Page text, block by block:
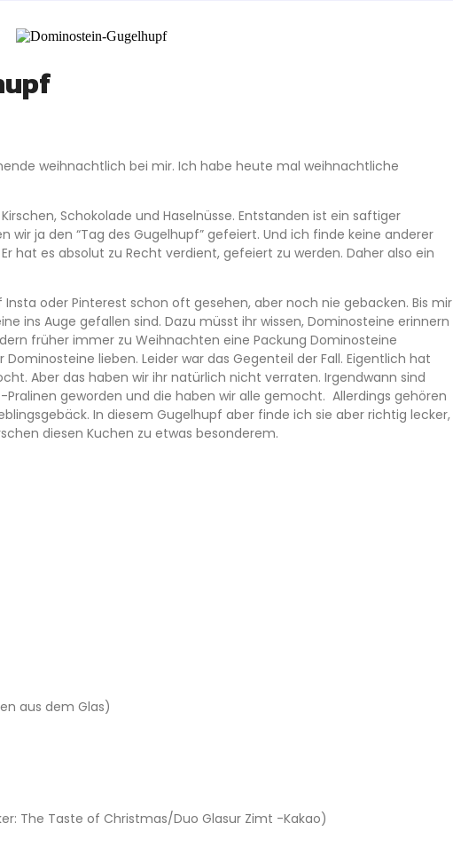
weihnachtlich bei mir. Ich habe heute mal weihnachtliche
Schokolade und Haselnüsse. Entstanden ist ein saftiger
ja den “Tag des Gugelhupf” gefeiert. Und ich finde keine anderer
hat es absolut zu Recht verdient, gefeiert zu werden. Daher also ein
oder Pinterest schon oft gesehen, aber noch nie gebacken. Bis mir
ins Auge gefallen sind. Dazu müsst ihr wissen, Dominosteine erinnern
früher immer zu Weihnachten eine Packung Dominosteine
lieben. Leider war das Gegenteil der Fall. Eigentlich hat
Aber das haben wir ihr natürlich nicht verraten. Irgendwann sind
geworden und die haben wir alle gemocht. Allerdings gehören
In diesem Gugelhupf aber finde ich sie aber richtig lecker,
diesen Kuchen zu etwas besonderem.
aus dem Glas)
The Taste of Christmas/Duo Glasur Zimt -Kakao)